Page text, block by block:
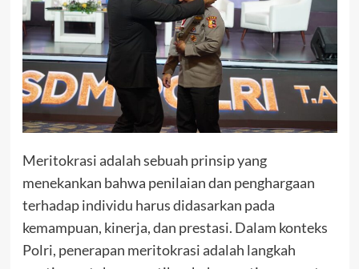
Meritokrasi adalah sebuah prinsip yang
menekankan bahwa penilaian dan penghargaan
terhadap individu harus didasarkan pada
kemampuan, kinerja, dan prestasi. Dalam konteks
Polri, penerapan meritokrasi adalah langkah